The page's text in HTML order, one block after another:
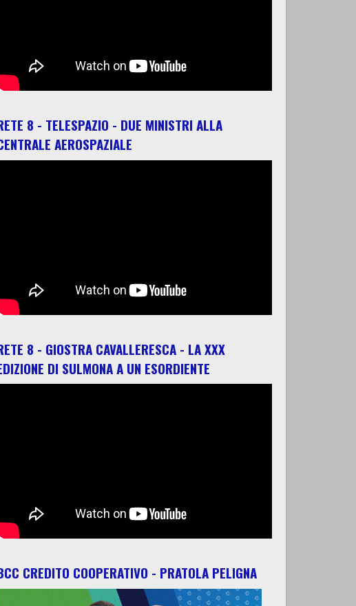
8 - TELESPAZIO - DUE MINISTRI ALLA
AEROSPAZIALE
8 - GIOSTRA CAVALLERESCA - LA XXX
DI SULMONA A UN ESORDIENTE
CREDITO COOPERATIVO - PRATOLA PELIGNA